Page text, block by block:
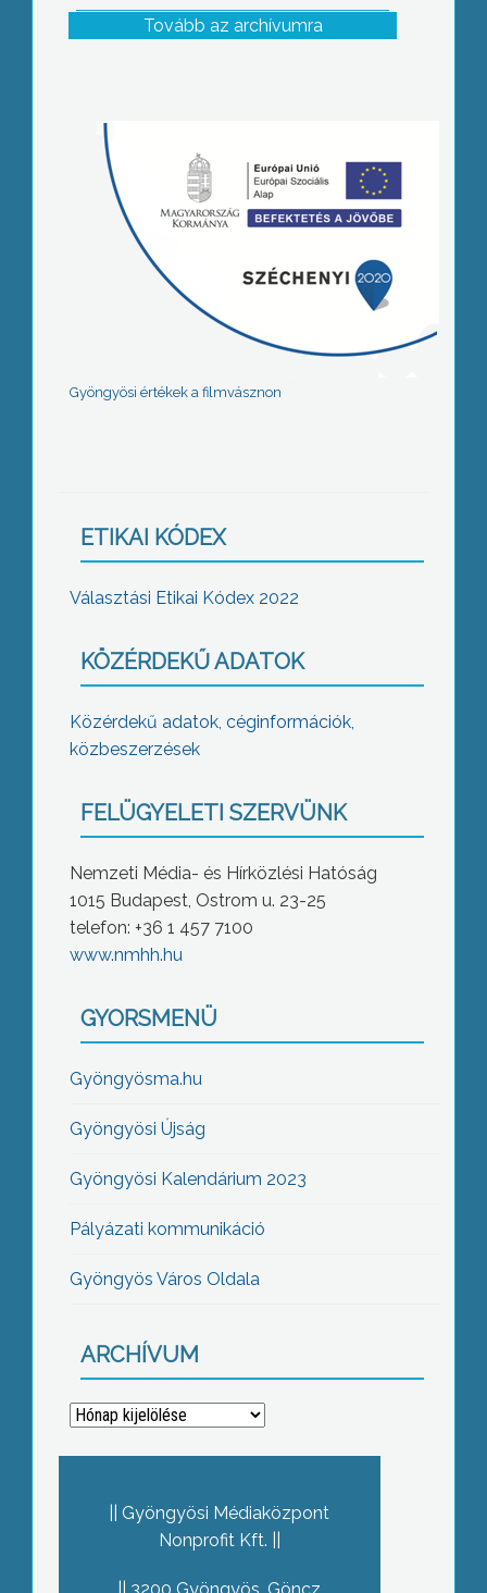
Tovább az archívumra
Gyöngyösi értékek a filmvásznon
ETIKAI KÓDEX
Választási Etikai Kódex 2022
KÖZÉRDEKŰ ADATOK
Közérdekű adatok, céginformációk,
közbeszerzések
FELÜGYELETI SZERVÜNK
Nemzeti Média- és Hírközlési Hatóság
1015 Budapest, Ostrom u. 23-25
telefon: +36 1 457 7100
www.nmhh.hu
GYORSMENÜ
Gyöngyösma.hu
Gyöngyösi Újság
Gyöngyösi Kalendárium 2023
Pályázati kommunikáció
Gyöngyös Város Oldala
ARCHÍVUM
Archívum
Gyöngyösi Médiaközpont
Nonprofit Kft.